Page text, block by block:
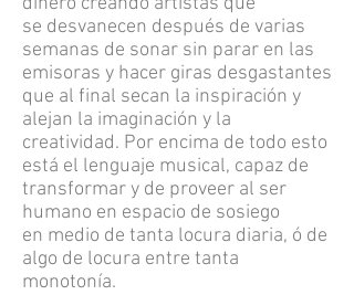
se desvanecen después de varias
semanas de sonar sin parar en las
emisoras y hacer giras desgastantes
que al final secan la inspiración y
alejan la imaginación y la
creatividad. Por encima de todo esto
está el lenguaje musical, capaz de
transformar y de proveer al ser
humano en espacio de sosiego
en medio de tanta locura diaria, ó de
algo de locura entre tanta
monotonía.